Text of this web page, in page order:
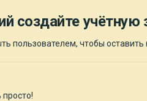
создайте учётную
пользователем, чтобы оставить